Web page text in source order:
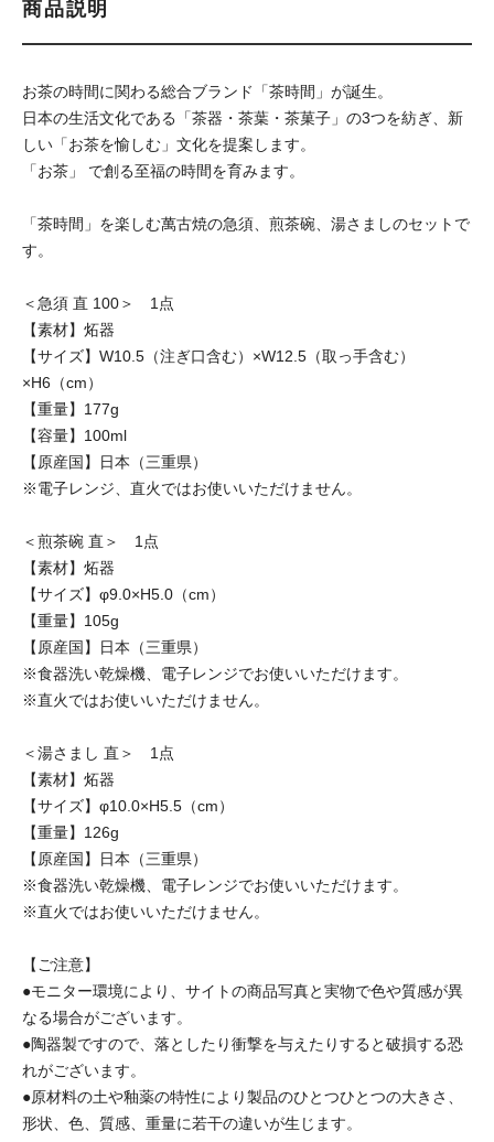
商品説明
お茶の時間に関わる総合ブランド「茶時間」が誕生。
日本の生活文化である「茶器・茶葉・茶菓子」の3つを紡ぎ、新
しい「お茶を愉しむ」文化を提案します。
「お茶」 で創る至福の時間を育みます。
「茶時間」を楽しむ萬古焼の急須、煎茶碗、湯さましのセットで
す。
＜急須 直 100＞ 1点
【素材】炻器
【サイズ】W10.5（注ぎ口含む）×W12.5（取っ手含む）
×H6（cm）
【重量】177g
【容量】100ml
【原産国】日本（三重県）
※電子レンジ、直火ではお使いいただけません。
＜煎茶碗 直＞ 1点
【素材】炻器
【サイズ】φ9.0×H5.0（cm）
【重量】105g
【原産国】日本（三重県）
※食器洗い乾燥機、電子レンジでお使いいただけます。
※直火ではお使いいただけません。
＜湯さまし 直＞ 1点
【素材】炻器
【サイズ】φ10.0×H5.5（cm）
【重量】126g
【原産国】日本（三重県）
※食器洗い乾燥機、電子レンジでお使いいただけます。
※直火ではお使いいただけません。
【ご注意】
●モニター環境により、サイトの商品写真と実物で色や質感が異
なる場合がございます。
●陶器製ですので、落としたり衝撃を与えたりすると破損する恐
れがございます。
●原材料の土や釉薬の特性により製品のひとつひとつの大きさ、
形状、色、質感、重量に若干の違いが生じます。